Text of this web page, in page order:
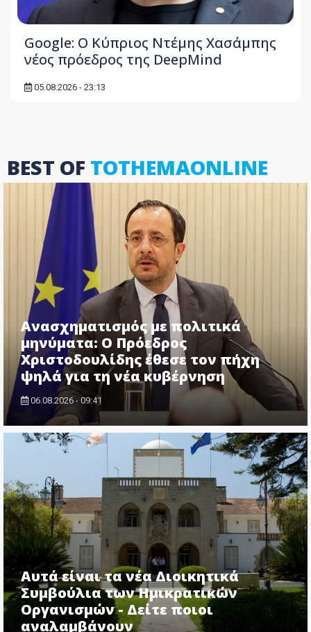
Google: Ο Κύπριος Ντέμης Χασάμπης
νέος πρόεδρος της DeepMind
05.08.2026 - 23:13
BEST OF TOTHEMAONLINE
Ανασχηματισμός με πολιτικά
μηνύματα: Ο Πρόεδρος
Χριστοδουλίδης έθεσε τον πήχη
ψηλά για τη νέα κυβέρνηση
06.08.2026 - 09:41
Αυτά είναι τα νέα Διοικητικά
Συμβούλια των Ημικρατικών
Οργανισμών - Δείτε ποιοι
αναλαμβάνουν